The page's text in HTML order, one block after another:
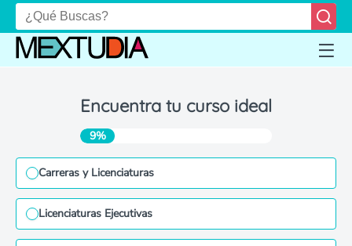
Encuentra tu curso ideal
9%
Carreras y Licenciaturas
Licenciaturas Ejecutivas